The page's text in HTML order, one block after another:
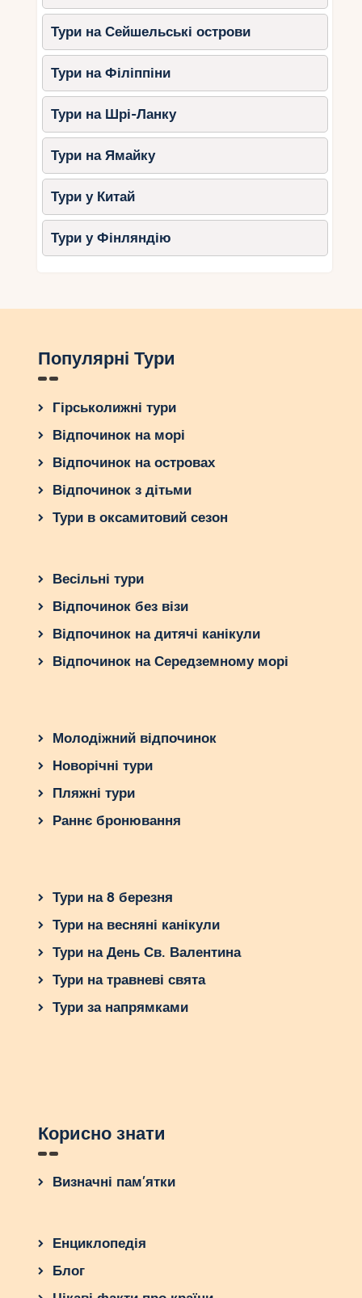
Тури на Сейшельські острови
Тури на Філіппіни
Тури на Шрі-Ланку
Тури на Ямайку
Тури у Китай
Тури у Фінляндію
Популярні Тури
Гірськолижні тури
Відпочинок на морі
Відпочинок на островах
Відпочинок з дітьми
Тури в оксамитовий сезон
Весільні тури
Відпочинок без візи
Відпочинок на дитячі канікули
Відпочинок на Середземному морі
Молодіжний відпочинок
Новорічні тури
Пляжні тури
Раннє бронювання
Тури на 8 березня
Тури на весняні канікули
Тури на День Св. Валентина
Тури на травневі свята
Тури за напрямками
Корисно знати
Визначні пам’ятки
Енциклопедія
Блог